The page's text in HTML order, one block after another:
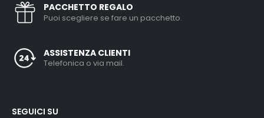
PACCHETTO REGALO
Puoi scegliere se fare un pacchetto.
ASSISTENZA CLIENTI
Telefonica o via mail.
SEGUICI SU